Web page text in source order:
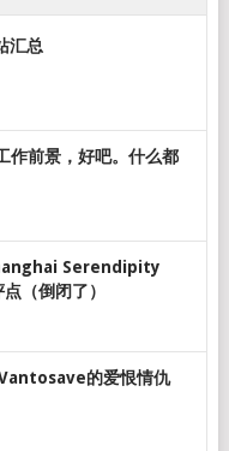
汇总
前景，好吧。什么都
Serendipity
（倒闭了）
的爱恨情仇